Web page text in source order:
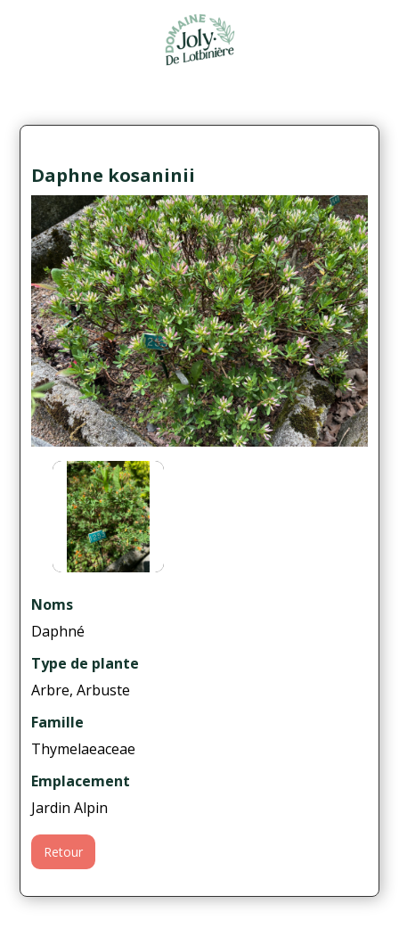
Daphne kosaninii
Noms
Daphné
Type de plante
Arbre, Arbuste
Famille
Thymelaeaceae
Emplacement
Jardin Alpin
Retour